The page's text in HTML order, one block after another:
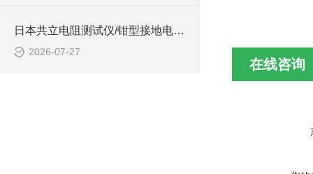
日本共立电阻测试仪/钳型接地电阻测试仪 型号:MODEL4200的技术介绍
2026-07-27
在线咨询